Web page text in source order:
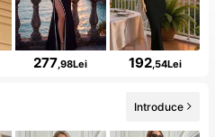
277 ,98Lei 192,54Lei
Introduce